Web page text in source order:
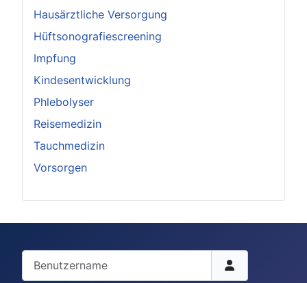
Hausärztliche Versorgung
Hüftsonografiescreening
Impfung
Kindesentwicklung
Phlebolyser
Reisemedizin
Tauchmedizin
Vorsorgen
Benutzername